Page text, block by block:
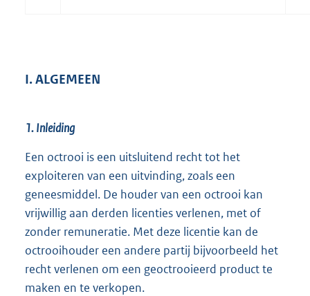
I. ALGEMEEN
1. Inleiding
Een octrooi is een uitsluitend recht tot het
exploiteren van een uitvinding, zoals een
geneesmiddel. De houder van een octrooi kan
vrijwillig aan derden licenties verlenen, met of
zonder remuneratie. Met deze licentie kan de
octrooihouder een andere partij bijvoorbeeld het
recht verlenen om een geoctrooieerd product te
maken en te verkopen.